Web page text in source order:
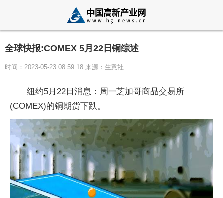
全球快报:COMEX 5月22日铜综述
时间：2023-05-23 08:59:18 来源：生意社
纽约5月22日消息：周一芝加哥商品交易所
(COMEX)的铜期货下跌。